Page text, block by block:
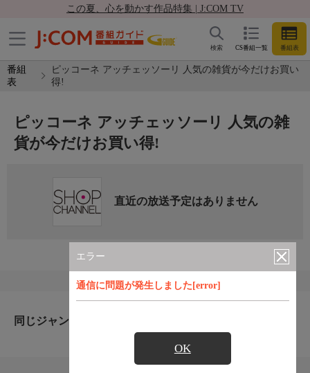
この夏、心を動かす作品特集 | J:COM TV
CS番組一覧 番組表
検索
番組
表
ピッコーネ アッチェッソーリ 人気の雑貨が今だけお買い
得!
エラー
通信に問題が発生しました[error]
OK
ピッコーネ アッチェッソーリ 人気の雑
貨が今だけお買い得!
直近の放送予定はありません
同じジャンルのおすすめ番組